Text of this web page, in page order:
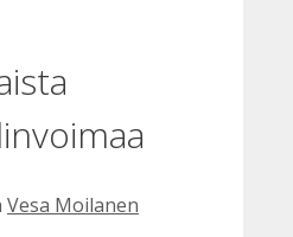
Vesa Moilanen